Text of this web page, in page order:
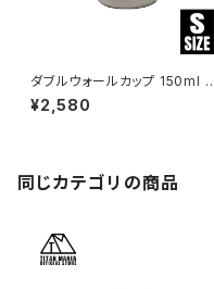
ダブルウォールカップ 150ml S
サイズ チタン製 二重構造 超軽
量 頑丈 スタッキングマグ カップ
¥2,580
同じカテゴリの商品